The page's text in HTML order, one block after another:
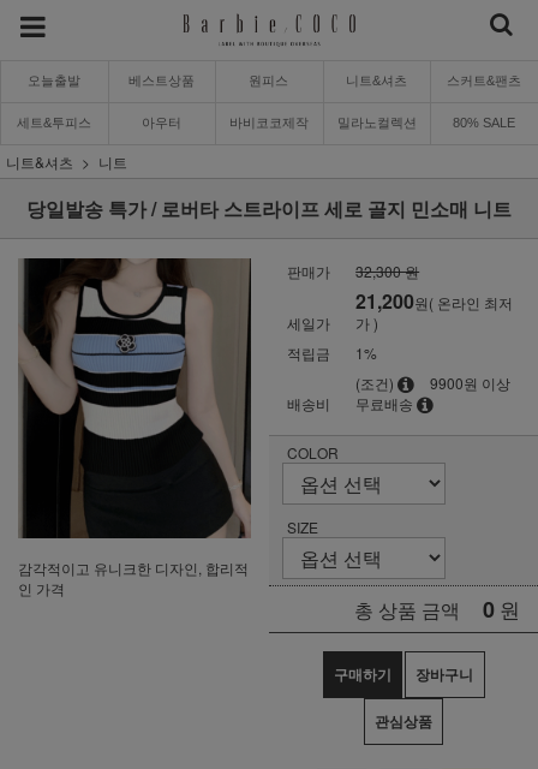
오늘출발 베스트상품 원피스 니트&셔츠 스커트&팬츠
세트&투피스 아우터 바비코코제작 밀라노컬렉션 80% SALE
니트&셔츠 니트
당일발송 특가 / 로버타 스트라이프 세로 골지 민소매 니트
감각적이고 유니크한 디자인, 합리적
인 가격
판매가 32,300 원
세일가
21,200원( 온라인 최저
가 )
적립금
1%
배송비
(조건)
9900원 이상
무료배송
COLOR
SIZE
총 상품 금액 0 원
구매하기 장바구니
관심상품